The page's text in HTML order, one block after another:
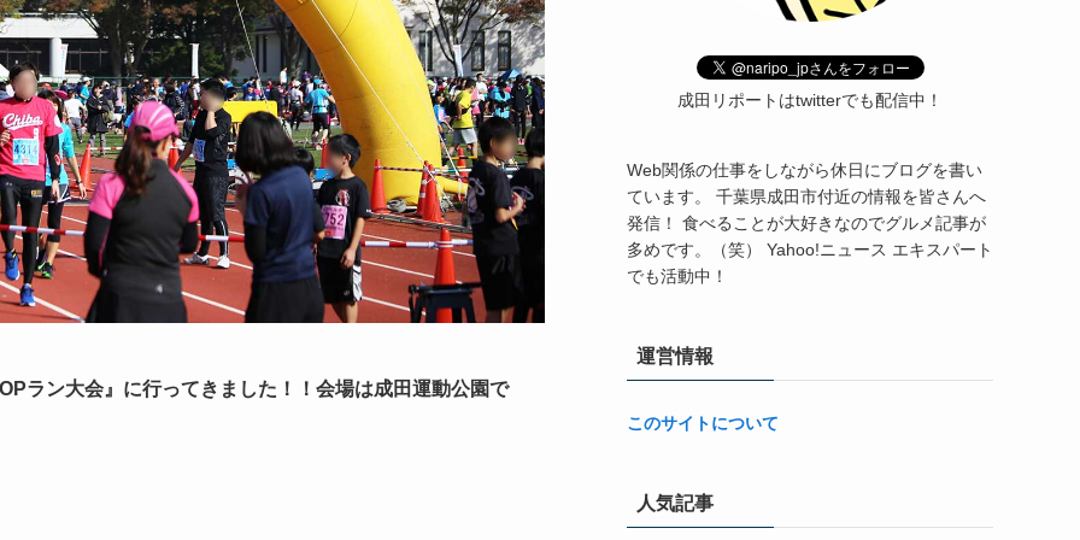
ラン大会』に行ってきました！！会場は成田運動公園で
成田リポートはtwitterでも配信中！
Web関係の仕事をしながら休日にブログを書い
ています。 千葉県成田市付近の情報を皆さんへ
発信！ 食べることが大好きなのでグルメ記事が
多めです。（笑） Yahoo!ニュース エキスパート
でも活動中！
運営情報
このサイトについて
人気記事